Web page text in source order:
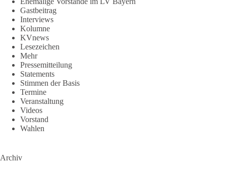
Gastbeitrag
Interviews
Kolumne
KVnews
Lesezeichen
Mehr
Pressemitteilung
Statements
Stimmen der Basis
Termine
Veranstaltung
Videos
Vorstand
Wahlen
Archiv